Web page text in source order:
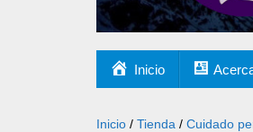
Inicio
Inicio / Tienda / Cuidado